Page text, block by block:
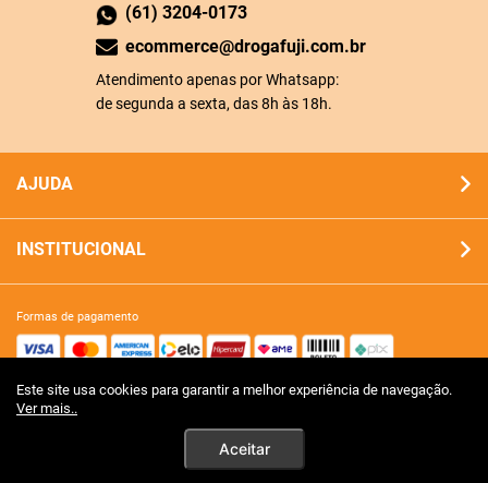
Este site usa cookies para garantir a melhor experiência de navegação.
Ver mais..
Aceitar
(61) 3204-0173
ecommerce@drogafuji.com.br
Atendimento apenas por Whatsapp:
de segunda a sexta, das 8h às 18h.
AJUDA
INSTITUCIONAL
formas de pagamento
site 100% seguro